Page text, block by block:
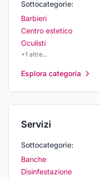
Sottocategorie:
Barbieri
Centro estetico
Oculisti
+1 altre...
Esplora categoria
Servizi
Sottocategorie:
Banche
Disinfestazione